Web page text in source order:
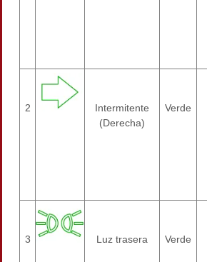
2
Intermitente
(Derecha)
Verde
3 Luz trasera Verde